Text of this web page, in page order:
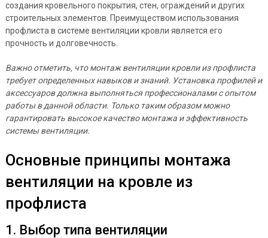
создания кровельного покрытия, стен, ограждений и других
строительных элементов. Преимуществом использования
профлиста в системе вентиляции кровли является его
прочность и долговечность.
Важно отметить, что монтаж вентиляции кровли из профлиста
требует определенных навыков и знаний. Установка профилей и
аксессуаров должна выполняться профессионалами с опытом
работы в данной области. Только таким образом можно
гарантировать высокое качество монтажа и эффективность
системы вентиляции.
Основные принципы монтажа
вентиляции на кровле из
профлиста
1. Выбор типа вентиляции